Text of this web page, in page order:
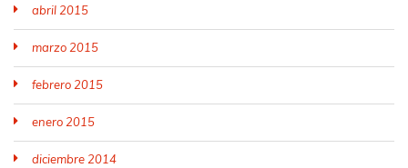
abril 2015
marzo 2015
febrero 2015
enero 2015
diciembre 2014